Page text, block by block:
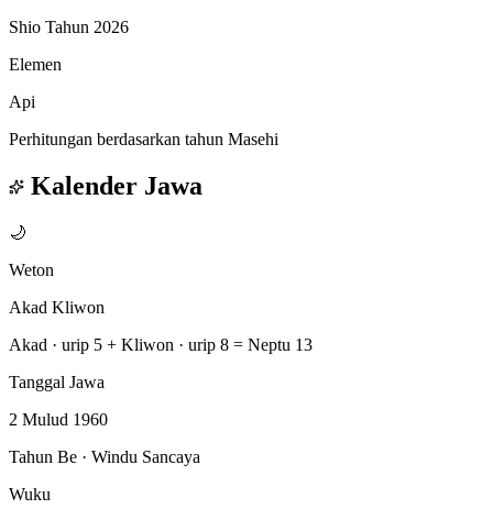
Shio Tahun 2026
Elemen
Api
Perhitungan berdasarkan tahun Masehi
Kalender Jawa
🌙
Weton
Akad Kliwon
Akad · urip 5 + Kliwon · urip 8 = Neptu 13
Tanggal Jawa
2 Mulud 1960
Tahun Be · Windu Sancaya
Wuku